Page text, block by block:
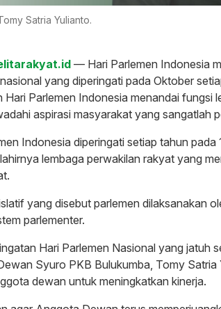
Satria Yulianto.
— Hari Parlemen Indonesia
yang diperingati pada Oktober
Hari Parlemen Indonesia menandai fungsi
aspirasi masyarakat yang sangatlah
Indonesia diperingati setiap tahun pada
lembaga perwakilan rakyat yang
yang disebut parlemen dilaksanakan
parlementer.
Hari Parlemen Nasional yang jatuh
Syuro PKB Bulukumba, Tomy Satria
dewan untuk meningkatkan kinerja.